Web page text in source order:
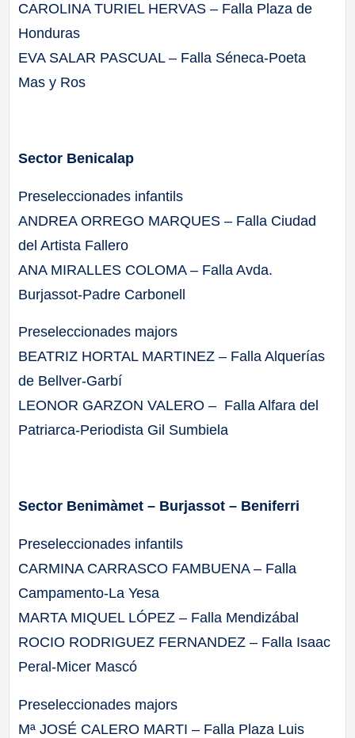
CAROLINA TURIEL HERVAS – Falla Plaza de
Honduras
EVA SALAR PASCUAL – Falla Séneca-Poeta
Mas y Ros
Sector Benicalap
Preseleccionades infantils
ANDREA ORREGO MARQUES – Falla Ciudad
del Artista Fallero
ANA MIRALLES COLOMA – Falla Avda.
Burjassot-Padre Carbonell
Preseleccionades majors
BEATRIZ HORTAL MARTINEZ – Falla Alquerías
de Bellver-Garbí
LEONOR GARZON VALERO – Falla Alfara del
Patriarca-Periodista Gil Sumbiela
Sector Benimàmet – Burjassot – Beniferri
Preseleccionades infantils
CARMINA CARRASCO FAMBUENA – Falla
Campamento-La Yesa
MARTA MIQUEL LÓPEZ – Falla Mendizábal
ROCIO RODRIGUEZ FERNANDEZ – Falla Isaac
Peral-Micer Mascó
Preseleccionades majors
Mª JOSÉ CALERO MARTI – Falla Plaza Luis